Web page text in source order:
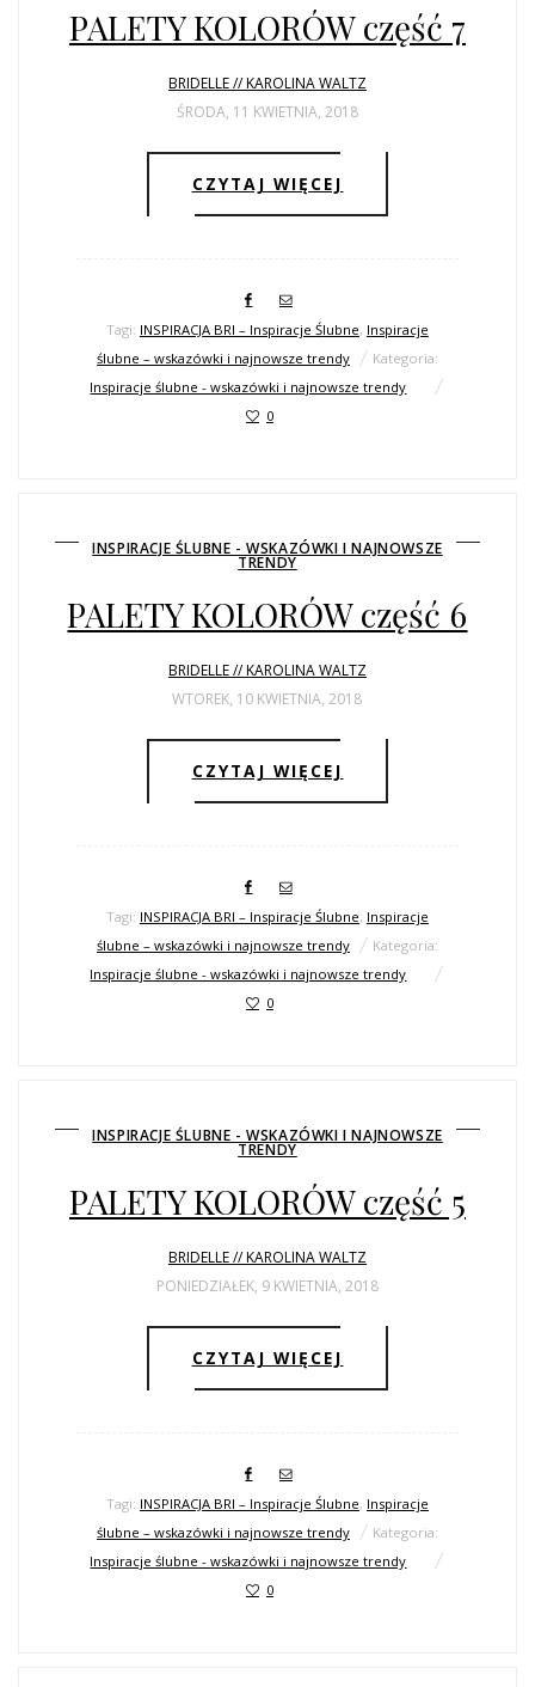
PALETY KOLORÓW część 7
BRIDELLE // KAROLINA WALTZ
ŚRODA, 11 KWIETNIA, 2018
CZYTAJ WIĘCEJ
Tagi: INSPIRACJA BRI – Inspiracje Ślubne, Inspiracje
ślubne – wskazówki i najnowsze trendy
Kategoria:
Inspiracje ślubne - wskazówki i najnowsze trendy
0
INSPIRACJE ŚLUBNE - WSKAZÓWKI I NAJNOWSZE
TRENDY
PALETY KOLORÓW część 6
BRIDELLE // KAROLINA WALTZ
WTOREK, 10 KWIETNIA, 2018
CZYTAJ WIĘCEJ
Tagi: INSPIRACJA BRI – Inspiracje Ślubne, Inspiracje
ślubne – wskazówki i najnowsze trendy
Kategoria:
Inspiracje ślubne - wskazówki i najnowsze trendy
0
INSPIRACJE ŚLUBNE - WSKAZÓWKI I NAJNOWSZE
TRENDY
PALETY KOLORÓW część 5
BRIDELLE // KAROLINA WALTZ
PONIEDZIAŁEK, 9 KWIETNIA, 2018
CZYTAJ WIĘCEJ
Tagi: INSPIRACJA BRI – Inspiracje Ślubne, Inspiracje
ślubne – wskazówki i najnowsze trendy
Kategoria:
Inspiracje ślubne - wskazówki i najnowsze trendy
0